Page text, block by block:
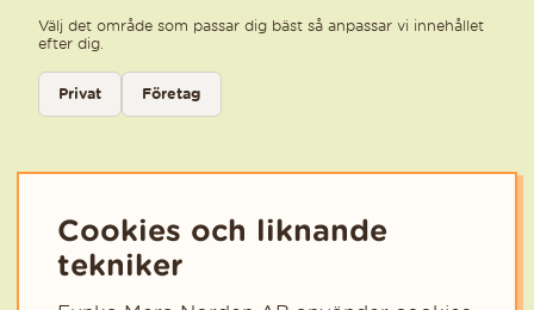
Välj det område som passar dig bäst så anpassar vi innehållet
efter dig.
Välj kategori för nyhetsbrev
Privat
Företag
Cookies och liknande
tekniker